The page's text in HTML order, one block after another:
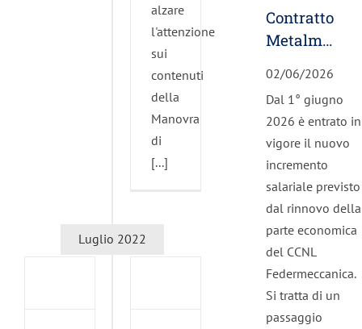
alzare
l'attenzione
sui
contenuti
della
Manovra
di
[...]
Luglio 2022
Azzaro
Contratto
l’aumento
di giugno
2026
02/06/2026
Dal 1° giugno
2026 è entrato in
vigore il nuovo
incremento
salariale previsto
dal rinnovo della
parte economica
del CCNL
Federmeccanica.
Si tratta di un
passaggio